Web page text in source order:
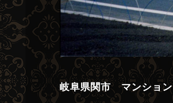
岐阜県関市 マンション